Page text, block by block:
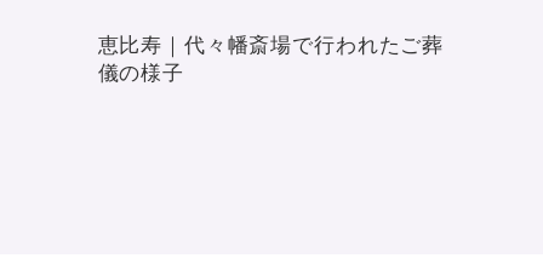
恵比寿｜代々幡斎場で行われたご葬
儀の様子